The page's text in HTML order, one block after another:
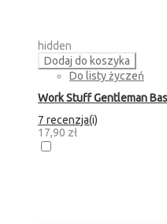
hidden
Dodaj do koszyka
Do listy życzeń
Work Stuff Gentleman
7 recenzja(i)
17,90 zł